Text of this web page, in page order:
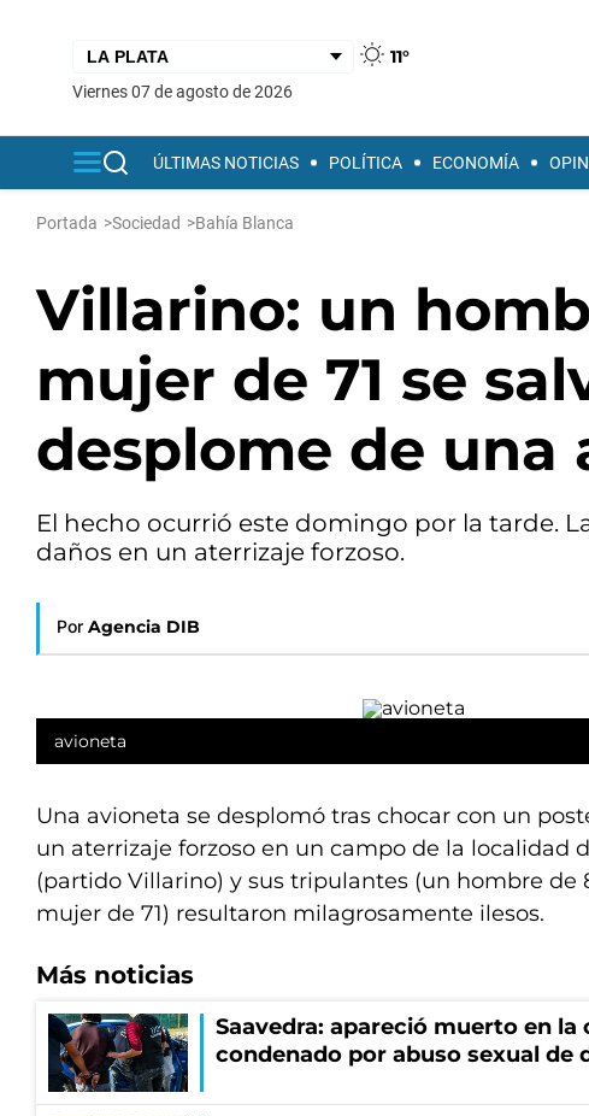
11°
viernes 07 de agosto de 2026
ÚLTIMAS NOTICIAS POLÍTICA ECONOMÍA
Portada >Sociedad >Bahía Blanca
Villarino: un
mujer de 71 se
desplome de una
El hecho ocurrió este domingo por la tarde.
daños en un aterrizaje forzoso.
Por Agencia DIB
avioneta
Una avioneta se desplomó tras chocar con un
un aterrizaje forzoso en un campo de la localidad
(partido Villarino) y sus tripulantes (un hombre de
mujer de 71) resultaron milagrosamente ilesos.
Más noticias
Saavedra: apareció muerto en la
condenado por abuso sexual de